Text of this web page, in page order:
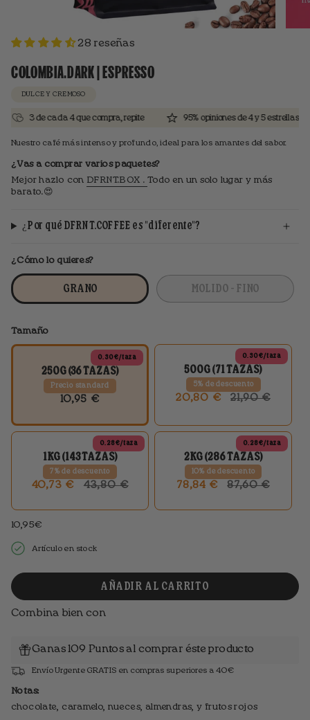
28 reseñas
COLOMBIA.DARK | ESPRESSO
DULCE Y CREMOSO
de cada 4 que compra, repite 95% opiniones de 4 y 5 estrellas
Nuestro café más intenso y profundo, ideal para los amantes del sabor.
¿Vas a comprar varios paquetes?
Mejor hazlo con DFRNT.BOX . Todo en un solo lugar y más
barato.😍
¿Por qué DFRNT.COFFEE es "diferente"?
¿Cómo lo quieres?
GRANO MOLIDO - FINO
Tamaño
250G (36 TAZAS)
0.30€/taza
Precio standard
10,95 €
STANDARD
500G (71 TAZAS)
0.30€/taza
5% de descuento
20,80 €
PRECIO
21,90 €
1KG (143 TAZAS)
0.28€/taza
7% de descuento
40,73 €
PRECIO
43,80 €
2KG (286 TAZAS)
0.28€/taza
10% de descuento
78,84 €
PRECIO
87,60 €
10,95€
Artículo en stock
AÑADIR AL CARRITO
Combina bien con
Ganas 109 Puntos al comprar éste producto
Envío Urgente GRATIS en compras superiores a 40€
Notas:
chocolate, caramelo, nueces, almendras, y frutos rojos